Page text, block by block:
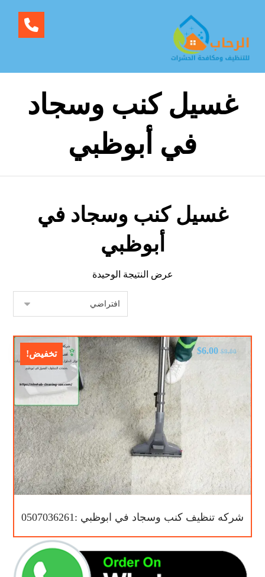
غسيل كنب وسجاد
في أبوظبي
غسيل كنب وسجاد في
أبوظبي
عرض النتيجة الوحيدة
تخفيض!
شركه تنظيف كنب وسجاد في ابوظبي :0507036261
$9.00
$6.00